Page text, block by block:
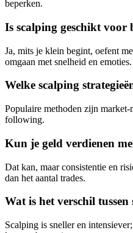
beperken.
Is scalping geschikt voor
Ja, mits je klein begint, oefent
omgaan met snelheid en emoties.
Welke scalping
Populaire methoden zijn
following.
Kun je geld verdienen
Dat kan, maar consistentie en
dan het aantal trades.
Wat is het verschil
Scalping is sneller en